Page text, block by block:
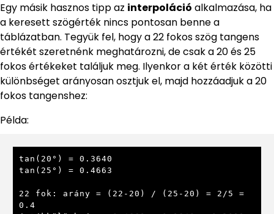
Egy másik hasznos tipp az interpoláció alkalmazása, ha
a keresett szögérték nincs pontosan benne a
táblázatban. Tegyük fel, hogy a 22 fokos szög tangens
értékét szeretnénk meghatározni, de csak a 20 és 25
fokos értékeket találjuk meg. Ilyenkor a két érték közötti
különbséget arányosan osztjuk el, majd hozzáadjuk a 20
fokos tangenshez:
Példa:
tan(20°) = 0.3640
tan(25°) = 0.4663
22 fok: arány = (22-20) / (25-20) = 2/5 =
0.4